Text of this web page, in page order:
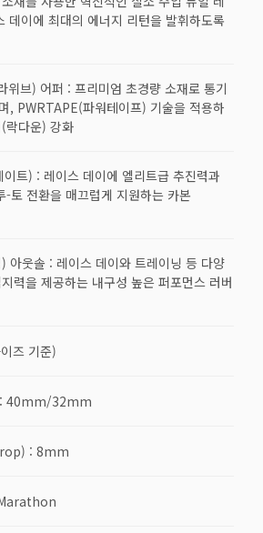
데이에 최대의 에너지 리턴을 발휘하도록
위브) 어퍼 : 프리미엄 초경량 소재로 통기
, PWRTAPE(파워테이프) 기술을 적용하
락다운) 강화
트) : 레이스 데이에 엘리트급 추진력과
-토 전환을 매끄럽게 지원하는 카본
아웃솔 : 레이스 데이와 트레이닝 등 다양
력을 제공하는 내구성 높은 퍼포먼스 러버
즈 기준)
40mm/32mm
: 8mm